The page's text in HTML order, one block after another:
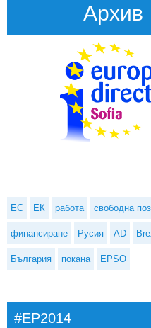
Архив
ЕС ЕК работа свободна
финансиране Русия AD
България покана EPSO
#EP2014